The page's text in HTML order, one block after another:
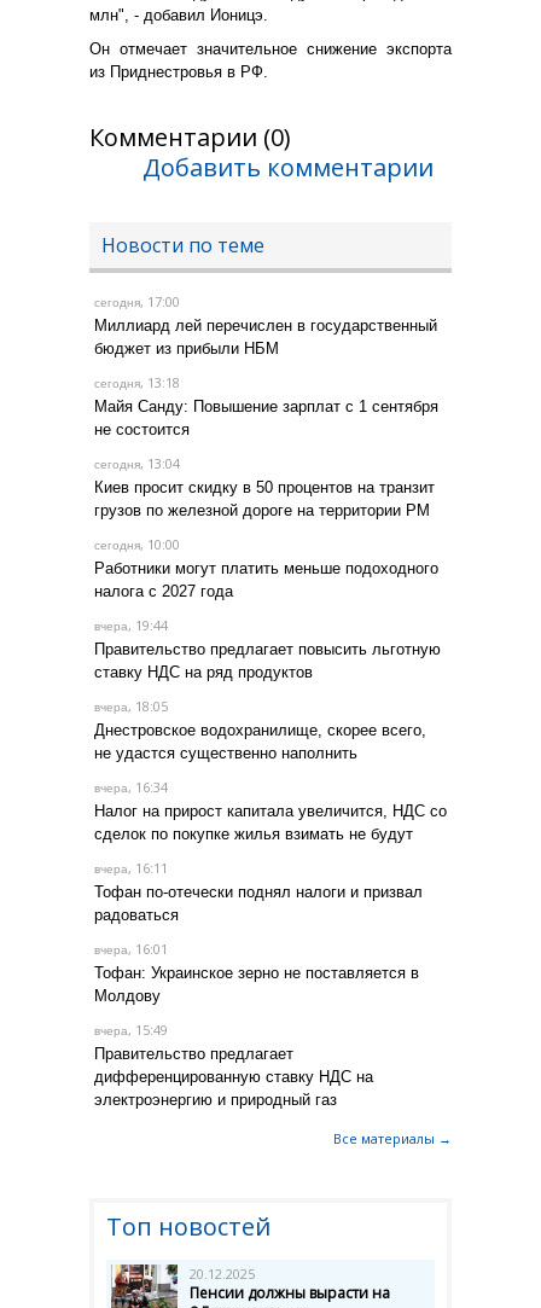
млн", - добавил Ионицэ.
Он отмечает значительное снижение экспорта
из Приднестровья в РФ.
Комментарии (0)
Добавить комментарии
Новости по теме
сегодня, 17:00
Миллиард лей перечислен в государственный
бюджет из прибыли НБМ
сегодня, 13:18
Майя Санду: Повышение зарплат с 1 сентября
не состоится
сегодня, 13:04
Киев просит скидку в 50 процентов на транзит
грузов по железной дороге на территории РМ
сегодня, 10:00
Работники могут платить меньше подоходного
налога с 2027 года
вчера, 19:44
Правительство предлагает повысить льготную
ставку НДС на ряд продуктов
вчера, 18:05
Днестровское водохранилище, скорее всего,
не удастся существенно наполнить
вчера, 16:34
Налог на прирост капитала увеличится, НДС со
сделок по покупке жилья взимать не будут
вчера, 16:11
Тофан по-отечески поднял налоги и призвал
радоваться
вчера, 16:01
Тофан: Украинское зерно не поставляется в
Молдову
вчера, 15:49
Правительство предлагает
дифференцированную ставку НДС на
электроэнергию и природный газ
Все материалы →
Топ новостей
20.12.2025
Пенсии должны вырасти на